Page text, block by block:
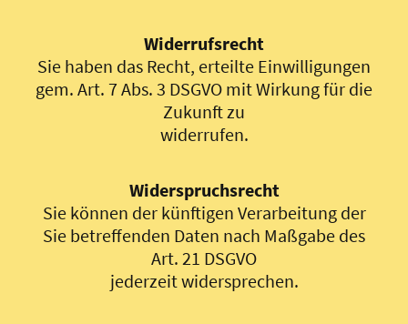
Widerrufsrecht
Sie haben das Recht, erteilte Einwilligungen
gem. Art. 7 Abs. 3 DSGVO mit Wirkung für die
Zukunft zu
widerrufen.
Widerspruchsrecht
Sie können der künftigen Verarbeitung der
Sie betreffenden Daten nach Maßgabe des
Art. 21 DSGVO
jederzeit widersprechen.